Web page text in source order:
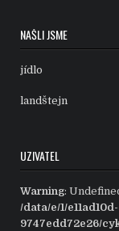
NAŠLI JSME
jídlo
landštejn
UZIVATEL
Warning:
/data/e/1/
9747edd72e26/